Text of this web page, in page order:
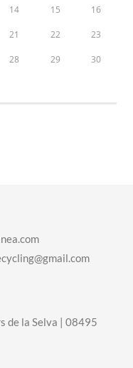
14 15 16
21 22 23
28 29 30
de la Selva | 08495